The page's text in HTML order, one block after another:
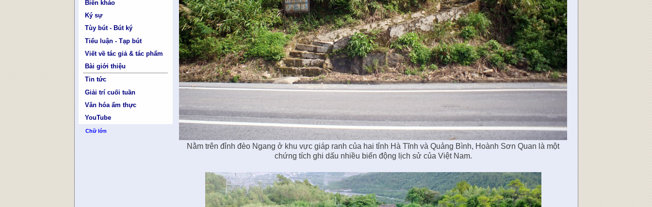
Biên khảo
Ký sự
Tùy bút - Bút ký
Tiểu luận - Tạp bút
Viết về tác giả & tác phẩm
Bài giới thiệu
Tin tức
Giải trí cuối tuần
Văn hóa ẩm thực
YouTube
Chữ lớn
Nằm trên đỉnh đèo Ngang ở khu vực giáp ranh của hai tỉnh Hà Tĩnh và Quảng Bình, Hoành Sơn Quan là một
chứng tích ghi dấu nhiều biến động lịch sử của Việt Nam.